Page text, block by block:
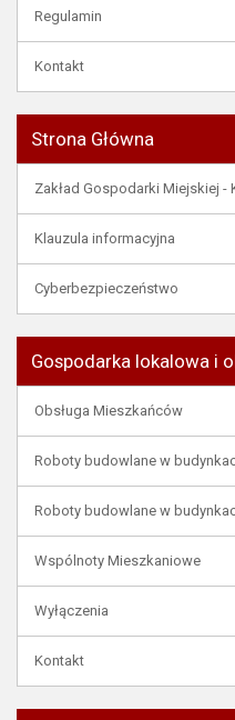
Regulamin
Kontakt
Strona Główna
Zakład Gospodarki Miejskiej -
Klauzula informacyjna
Cyberbezpieczeństwo
Gospodarka lokalowa i
Obsługa Mieszkańców
Roboty budowlane w
Roboty budowlane w
Wspólnoty Mieszkaniowe
Wyłączenia
Kontakt